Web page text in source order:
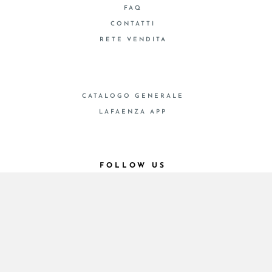
FAQ
CONTATTI
RETE VENDITA
CATALOGO GENERALE
LAFAENZA APP
FOLLOW US